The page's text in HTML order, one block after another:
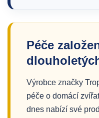
Péče
Výrobce značky
péče o domácí
dnes nabízí své